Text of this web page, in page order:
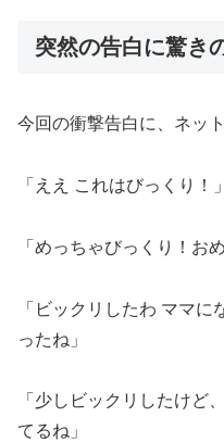
突然の告白に驚き
今回の衝撃告白に、ネッ
「ええ これはびっくり！」
「めっちゃびっくり！お
「ビックリしたわ ママ
ったね」
「少しビックリしたけど
てるね」